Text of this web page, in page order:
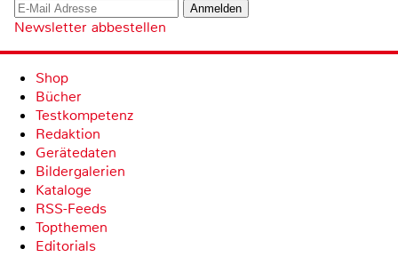
Newsletter abbestellen
Shop
Bücher
Testkompetenz
Redaktion
Gerätedaten
Bildergalerien
Kataloge
RSS-Feeds
Topthemen
Editorials